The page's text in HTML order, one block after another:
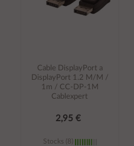
Cable DisplayPort a
DisplayPort 1.2 M/M /
1m / CC-DP-1M
Cablexpert
2,95 €
Stocks (8)